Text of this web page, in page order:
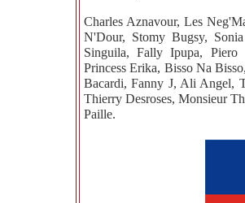
Charles Aznavour, Les
N'Dour, Stomy Bugsy,
Singuila, Fally Ipupa, Piero
Princess Erika, Bisso Na
Bacardi, Fanny J, Ali Angel,
Thierry Desroses, Monsieur
Paille.